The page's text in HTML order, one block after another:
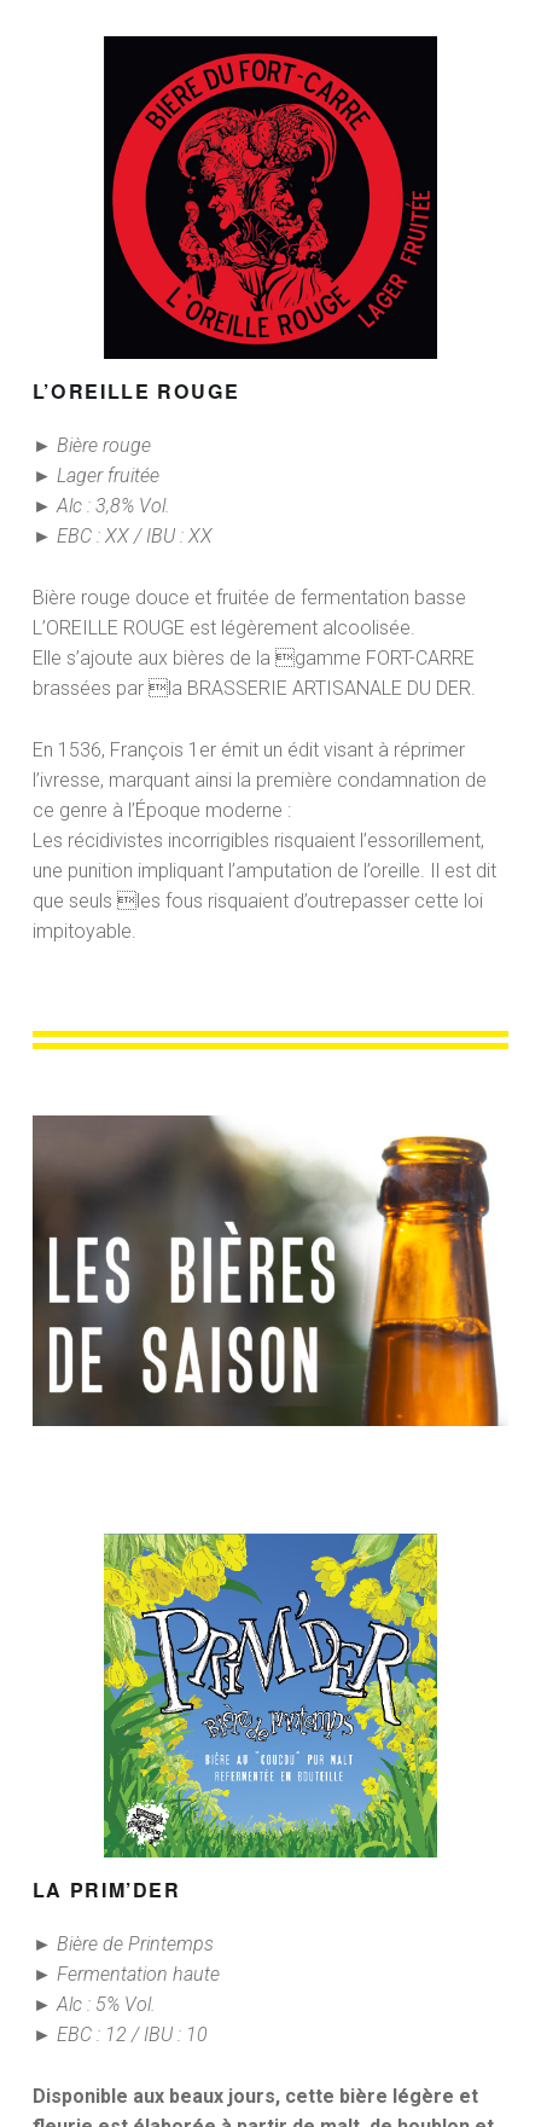
L’OREILLE ROUGE
► Bière rouge
► Lager fruitée
► Alc : 3,8% Vol.
► EBC : XX / IBU : XX
Bière rouge douce et fruitée de fermentation basse
L’OREILLE ROUGE est légèrement alcoolisée.
Elle s’ajoute aux bières de la gamme FORT-CARRE
brassées par la BRASSERIE ARTISANALE DU DER.
En 1536, François 1er émit un édit visant à réprimer
l’ivresse, marquant ainsi la première condamnation de
ce genre à l’Époque moderne :
Les récidivistes incorrigibles risquaient l’essorillement,
une punition impliquant l’amputation de l’oreille. Il est dit
que seuls les fous risquaient d’outrepasser cette loi
impitoyable.
LA PRIM’DER
► Bière de Printemps
► Fermentation haute
► Alc : 5% Vol.
► EBC : 12 / IBU : 10
Disponible aux beaux jours, cette bière légère et